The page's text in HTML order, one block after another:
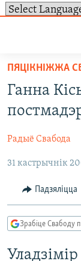
доступу
Перайсьці
да
галоўнага
Перайсьці
да
навігацыі
Перайсьці
да
пошуку
ЛЮДЗІ
ПАЛІТЫКА
ЭКАНОМІКА
БЕЛАРУСЫ НА
ПАЛІТВЯЗЬНІ
ТОЛЬКІ НА
БЛОГІ
ГІСТОРЫЯ НА
ПАДКАСТЫ
АЎДЫЁКНІГІ
PREMIUM
АБЫСЬЦІ
ПАДЗЯЛІЦЦА
ПАДПІСАЦЦА
RSS
ПАДКАСТЫ
TWITTER
Усе сайты
ПЯЦІКНІЖЖА
Ганна
Радыё Свабода
31 кастрычнік
Падзяліцца
Зрабіце Свабоду